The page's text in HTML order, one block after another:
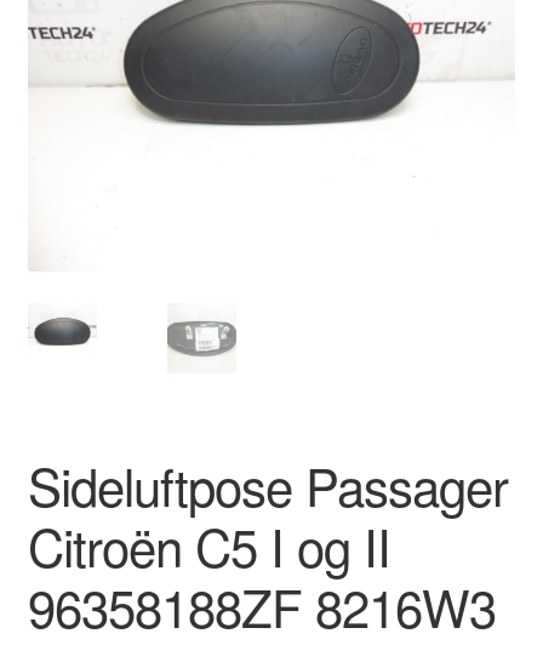
Klageprocedure
Kontakte
Om os
Vilkår og betingelser
Sideluftpose Passager
Citroën C5 I og II
96358188ZF 8216W3